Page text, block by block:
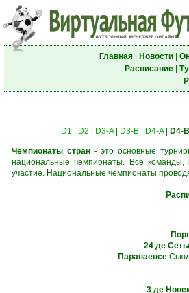
Главная| Новости|
Расписание|
D1 D2 D3-A| D3-B D4-A| D4-B
Чемпионаты стран- это основные
национальные чемпионаты. Все
участие. Национальные чемпионаты
24 де
Паранаенсе
3 де